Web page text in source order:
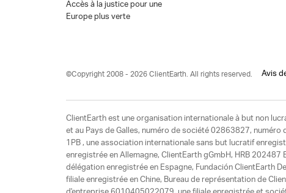
Accès à la justice pour une
Europe plus verte
©Copyright 2008 - 2026 ClientEarth. All rights reserved. Avis
ClientEarth est une organisation internationale à but non
et au Pays de Galles, numéro de société 02863827,
1PB , une association internationale sans but lucratif
enregistrée en Allemagne, ClientEarth gGmbH, HRB
délégation enregistrée en Espagne, Fundación ClientEarth
filiale enregistrée en Chine, Bureau de représentation de